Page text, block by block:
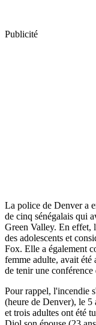
Publicité
La police de Denver a
de cinq sénégalais qui
Green Valley. En effet,
des adolescents et
Fox. Elle a également
femme adulte, avait été
de tenir une conférence
Pour rappel, l'incendie
(heure de Denver), le 5
et trois adultes ont été